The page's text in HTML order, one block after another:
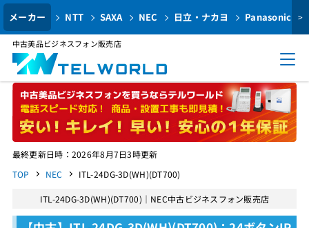
メーカー NTT SAXA NEC 日立・ナカヨ Panasonic >
中古美品ビジネスフォン販売店
最終更新日時：2026年8月7日3時更新
TOP
NEC ITL-24DG-3D(WH)(DT700)
ITL-24DG-3D(WH)(DT700)｜NEC中古ビジネスフォン販売店